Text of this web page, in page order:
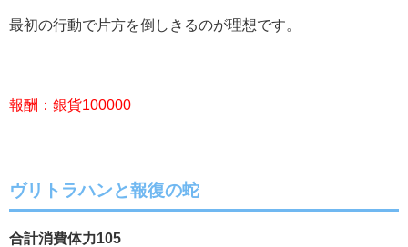
最初の行動で片方を倒しきるのが理想です。
報酬：銀貨100000
ヴリトラハンと報復の蛇
合計消費体力105